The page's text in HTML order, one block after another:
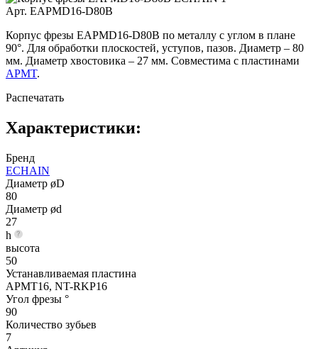
Арт. EAPMD16-D80B
Корпус фрезы EAPMD16-D80B по металлу с углом в плане
90°. Для обработки плоскостей, уступов, пазов. Диаметр – 80
мм. Диаметр хвостовика – 27 мм. Совместима с пластинами
APMT.
Распечатать
Характеристики:
Бренд
ECHAIN
Диаметр øD
80
Диаметр ød
27
h
высота
50
Устанавливаемая пластина
APMT16, NT-RKP16
Угол фрезы °
90
Количество зубьев
7